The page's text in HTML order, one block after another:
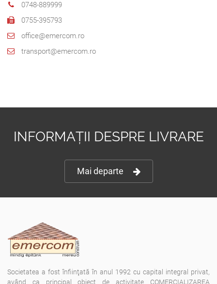
0748-889999
0755-395793
office@emercom.ro
transport@emercom.ro
INFORMAȚII DESPRE LIVRARE
Mai departe
Societatea a fost înfiinţată în anul 1992 cu capital integral privat,
având ca principal obiect de activitate COMERCIALIZAREA